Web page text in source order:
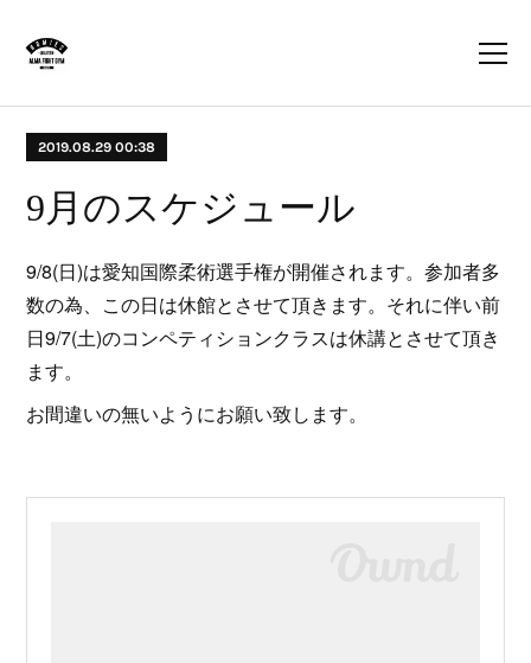
2019.08.29 00:38
9月のスケジュール
9/8(日)は愛知国際柔術選手権が開催されます。参加者多
数の為、この日は休館とさせて頂きます。それに伴い前
日9/7(土)のコンペティションクラスは休講とさせて頂き
ます。
お間違いの無いようにお願い致します。